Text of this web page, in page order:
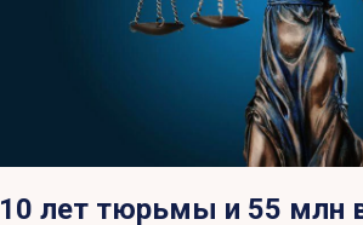
10 лет тюрьмы и 55 млн